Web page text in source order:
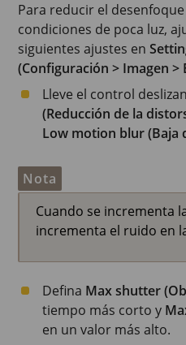
Para reducir el
condiciones de poca luz,
siguientes ajustes en
(Configuración > Imagen >
Lleve el control
(Reducción de la
Low motion blur
Nota
Cuando se incrementa
incrementa el ruido en
Defina Max shutter
tiempo más corto y
en un valor más alto.